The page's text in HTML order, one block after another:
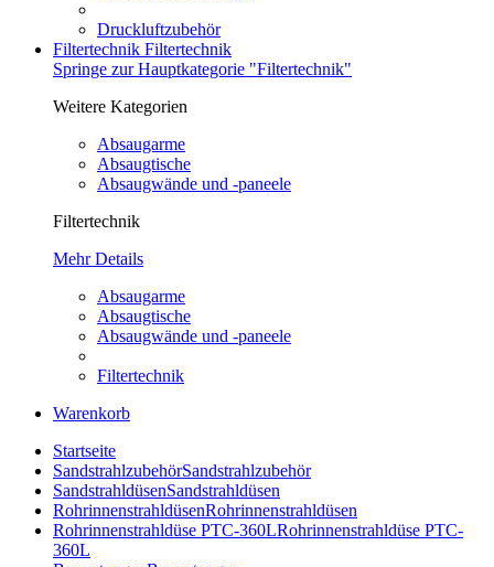
Druckluftzubehör
Filtertechnik Filtertechnik
Springe zur Hauptkategorie "Filtertechnik"
Weitere Kategorien
Absaugarme
Absaugtische
Absaugwände und -paneele
Filtertechnik
Mehr Details
Absaugarme
Absaugtische
Absaugwände und -paneele
Filtertechnik
Warenkorb
Startseite
SandstrahlzubehörSandstrahlzubehör
SandstrahldüsenSandstrahldüsen
RohrinnenstrahldüsenRohrinnenstrahldüsen
Rohrinnenstrahldüse PTC-360LRohrinnenstrahldüse PTC-
360L